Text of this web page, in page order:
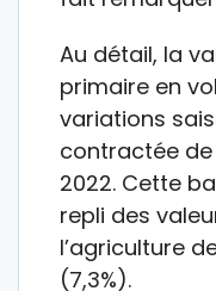
Au détail, la
primaire en
variations
contractée de
2022. Cette
repli des
l’agriculture
(7,3%).